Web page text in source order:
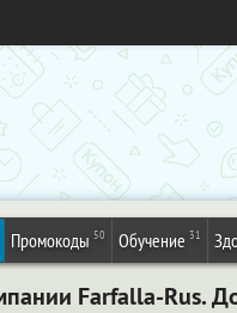
Промокоды 50 Обучение 31
Farfalla-Rus.